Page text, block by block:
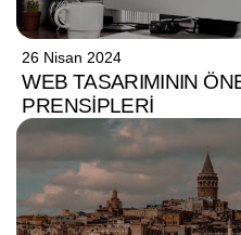
26 Nisan 2024
WEB TASARIMININ
PRENSIPLERI